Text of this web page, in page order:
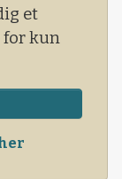
et
for kun